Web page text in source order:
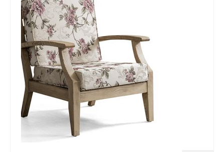
Hakkımızda
İletişim